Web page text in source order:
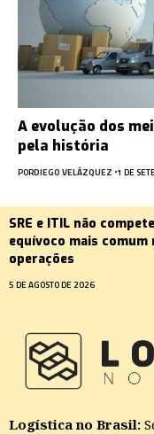
A evolução dos
pela história
PORDIEGO VELÁZQUEZ 1 DE
SRE e ITIL não
equívoco mais comum
operações
5 DE AGOSTO DE 2026
Logística no Brasil: